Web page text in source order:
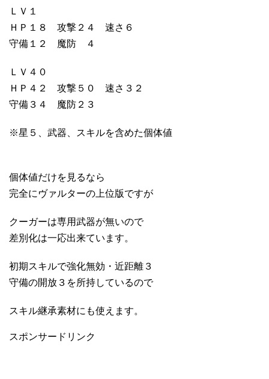
ＬＶ１
ＨＰ１８ 攻撃２４ 速さ６
守備１２ 魔防 ４
ＬＶ４０
ＨＰ４２ 攻撃５０ 速さ３２
守備３４ 魔防２３
※星５、武器、スキルを含めた個体値
個体値だけを見るなら
完全にヴァルターの上位版ですが
クーガーは専用武器が無いので
差別化は一応出来ています。
初期スキルで強化無効・近距離３
守備の開放３を所持しているので
スキル継承素材にも使えます。
スポンサードリンク